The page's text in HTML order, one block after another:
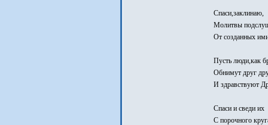
Спаси,заклинаю,
Молитвы
От созданных
Пусть люди,как
Обнимут друг
И здравствуют
Спаси и сведи их
С порочного